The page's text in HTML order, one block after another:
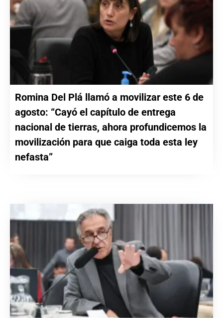
Romina Del Plá llamó a movilizar este 6 de
agosto: “Cayó el capítulo de entrega
nacional de tierras, ahora profundicemos la
movilización para que caiga toda esta ley
nefasta”